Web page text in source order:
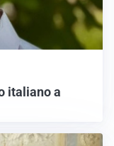
italiano a